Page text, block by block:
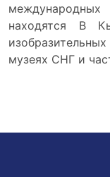
международных
находятся В
музеях СНГ и